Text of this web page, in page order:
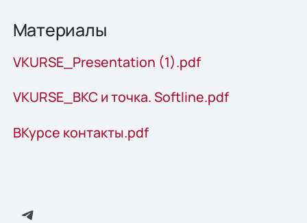
Материалы
VKURSE_Presentation (1).pdf
VKURSE_ВКС и точка. Softline.pdf
ВКурсе контакты.pdf